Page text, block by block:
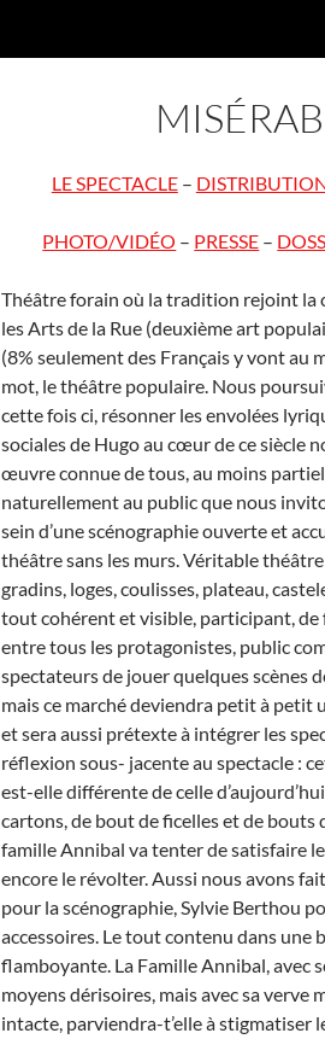
LE SPECTACLE–
PHOTO/VIDÉO – PRESSE –
Théâtre forain où la tradition rejoint la
les Arts de la Rue (deuxième art
(8% seulement des Français y vont au
mot, le théâtre populaire. Nous
cette fois ci, résonner les envolées
sociales de Hugo au cœur de ce siècle
œuvre connue de tous, au moins
naturellement au public que nous
sein d’une scénographie ouverte et
théâtre sans les murs. Véritable
gradins, loges, coulisses, plateau,
tout cohérent et visible, participant, de
entre tous les protagonistes, public
spectateurs de jouer quelques scènes
mais ce marché deviendra petit à petit
et sera aussi prétexte à intégrer les
réflexion sous- jacente au spectacle :
est-elle différente de celle
cartons, de bout de ficelles et de bouts
famille Annibal va tenter de satisfaire
encore le révolter. Aussi nous avons
pour la scénographie, Sylvie Berthou
accessoires. Le tout contenu dans une
flamboyante. La Famille Annibal, avec
moyens dérisoires, mais avec sa verve
intacte, parviendra-t’elle à stigmatiser